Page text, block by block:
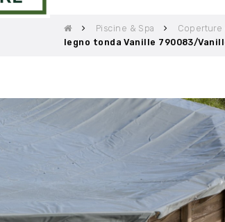
Piscine & Spa Coperture
legno tonda Vanille 790083/